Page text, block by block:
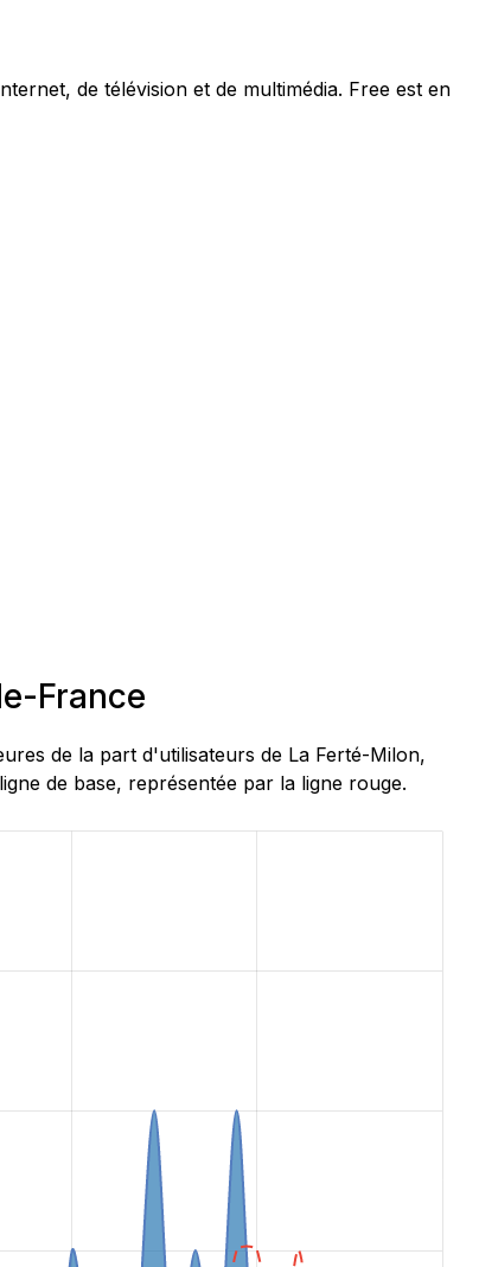
de télévision et de multimédia. Free est en
France
de la part d'utilisateurs de La Ferté-Milon,
de base, représentée par la ligne rouge.